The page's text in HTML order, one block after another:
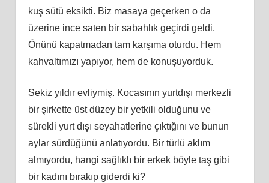
kuş sütü eksikti. Biz masaya geçerken o da
üzerine ince saten bir sabahlık geçirdi geldi.
Önünü kapatmadan tam karşıma oturdu. Hem
kahvaltımızı yapıyor, hem de konuşuyorduk.
Sekiz yıldır evliymiş. Kocasının yurtdışı merkezli
bir şirkette üst düzey bir yetkili olduğunu ve
sürekli yurt dışı seyahatlerine çıktığını ve bunun
aylar sürdüğünü anlatıyordu. Bir türlü aklım
almıyordu, hangi sağlıklı bir erkek böyle taş gibi
bir kadını bırakıp giderdi ki?